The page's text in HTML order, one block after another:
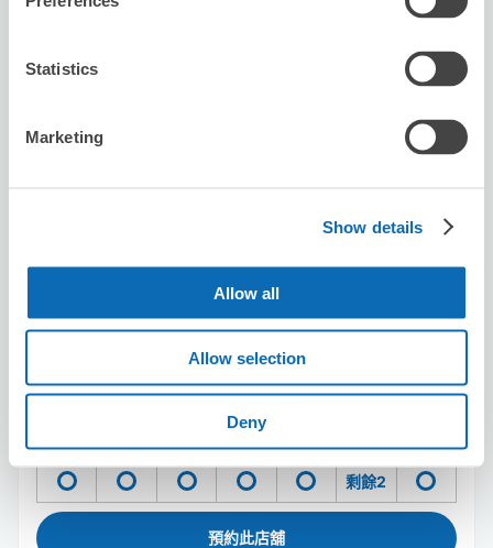
Statistics
Marketing
Show details
Allow all
Allow selection
Deny
Higashi-guchi
行李箱尺寸:3 手提包尺寸:0
利用可能時間
剩餘2
預約此店舖